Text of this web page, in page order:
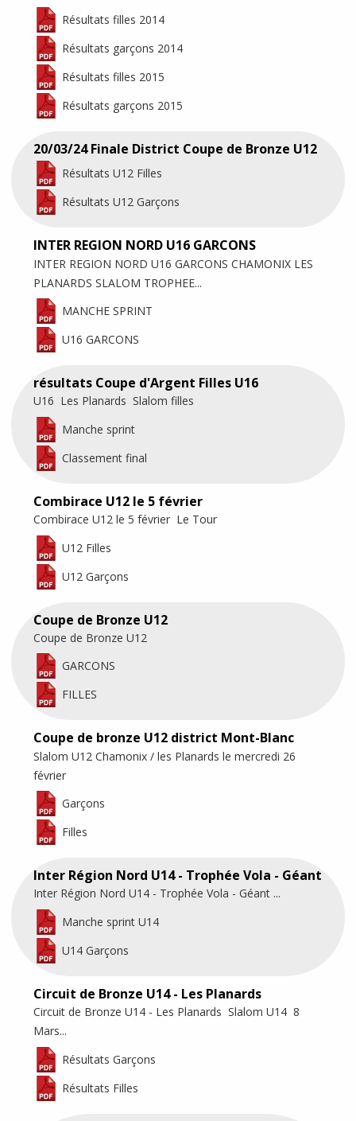
Résultats filles 2014
Résultats garçons 2014
Résultats filles 2015
Résultats garçons 2015
20/03/24 Finale District Coupe de Bronze U12
Résultats U12 Filles
Résultats U12 Garçons
INTER REGION NORD U16 GARCONS
INTER REGION NORD U16 GARCONS CHAMONIX LES
PLANARDS SLALOM TROPHEE...
MANCHE SPRINT
U16 GARCONS
résultats Coupe d'Argent Filles U16
U16 Les Planards Slalom filles
Manche sprint
Classement final
Combirace U12 le 5 février
Combirace U12 le 5 février Le Tour
U12 Filles
U12 Garçons
Coupe de Bronze U12
Coupe de Bronze U12
GARCONS
FILLES
Coupe de bronze U12 district Mont-Blanc
Slalom U12 Chamonix / les Planards le mercredi 26
février
Garçons
Filles
Inter Région Nord U14 - Trophée Vola - Géant
Inter Région Nord U14 - Trophée Vola - Géant ...
Manche sprint U14
U14 Garçons
Circuit de Bronze U14 - Les Planards
Circuit de Bronze U14 - Les Planards Slalom U14 8
Mars...
Résultats Garçons
Résultats Filles